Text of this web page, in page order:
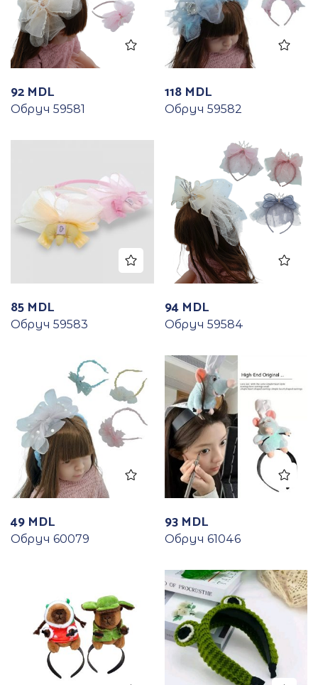
92 MDL
Обруч 59581
118 MDL
Обруч 59582
85 MDL
Обруч 59583
94 MDL
Обруч 59584
49 MDL
Обруч 60079
93 MDL
Обруч 61046